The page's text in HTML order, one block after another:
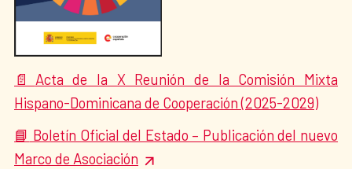
📄 Acta de la X Reunión de la Comisión Mixta
Hispano-Dominicana de Cooperación (2025-2029)
📘 Boletín Oficial del Estado – Publicación del nuevo
Marco de Asociación